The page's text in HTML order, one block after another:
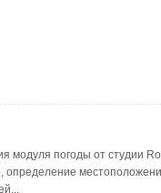
модуля погоды от студии
определение